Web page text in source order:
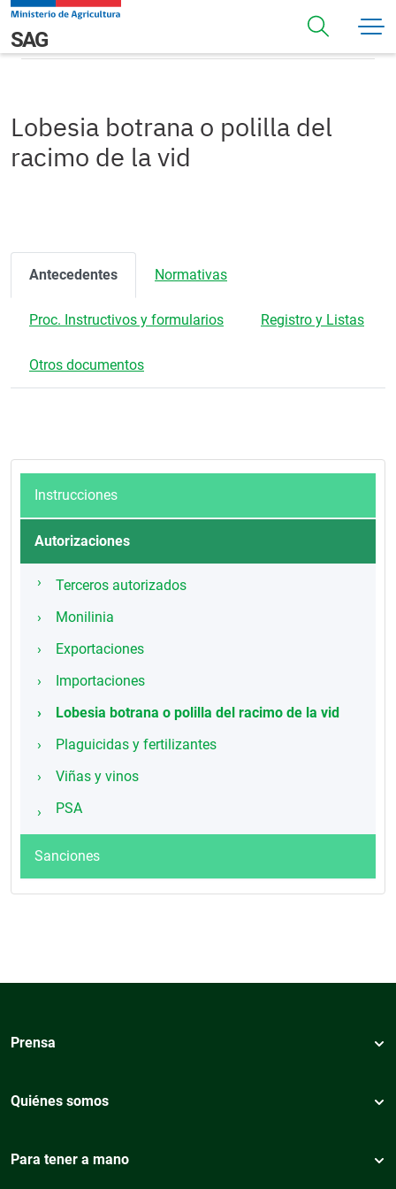
Pasar al contenido principal
Navegación principal
SAGLobesia botrana o polilla del racimo de la vid
Lobesia botrana o polilla del
racimo de la vid
Antecedentes Normativas
Proc. Instructivos y formularios Registro y Listas
Otros documentos
Instrucciones
Autorizaciones
Terceros autorizados
Monilinia
Exportaciones
Importaciones
Lobesia botrana o polilla del racimo de la vid
Plaguicidas y fertilizantes
Viñas y vinos
PSA
Sanciones
Prensa
Quiénes somos
Para tener a mano